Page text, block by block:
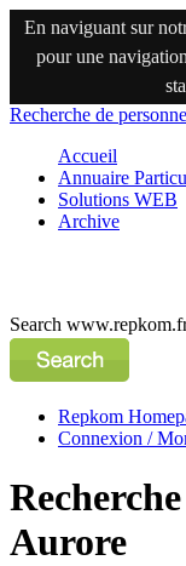
En naviguant sur
pour une
Recherche de personne
Accueil
Annuaire
Solutions WEB
Archive
Search
Repkom
Connexion /
Aurore